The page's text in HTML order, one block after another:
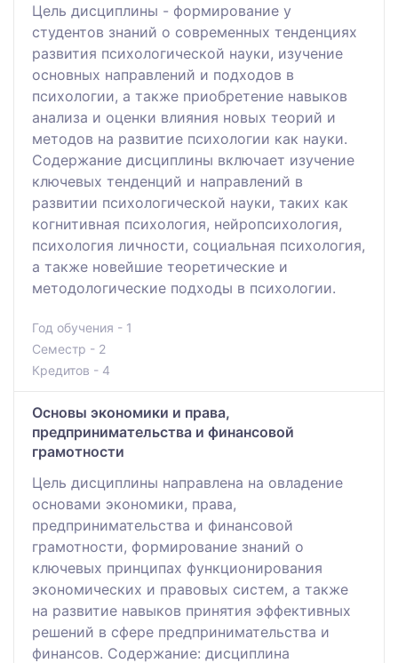
Цель дисциплины - формирование у
студентов знаний о современных тенденциях
развития психологической науки, изучение
основных направлений и подходов в
психологии, а также приобретение навыков
анализа и оценки влияния новых теорий и
методов на развитие психологии как науки.
Содержание дисциплины включает изучение
ключевых тенденций и направлений в
развитии психологической науки, таких как
когнитивная психология, нейропсихология,
психология личности, социальная психология,
а также новейшие теоретические и
методологические подходы в психологии.
Год обучения - 1
Семестр - 2
Кредитов - 4
Основы экономики и права,
предпринимательства и финансовой
грамотности
Цель дисциплины направлена на овладение
основами экономики, права,
предпринимательства и финансовой
грамотности, формирование знаний о
ключевых принципах функционирования
экономических и правовых систем, а также
на развитие навыков принятия эффективных
решений в сфере предпринимательства и
финансов. Содержание: дисциплина